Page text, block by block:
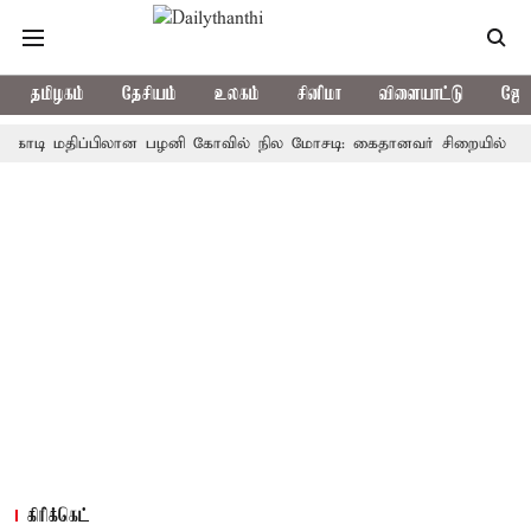
தமிழகம் தேசியம் உலகம் சினிமா விளையாட்டு
மதிப்பிலான பழனி கோவில் நில மோசடி: கைதானவர் சிறையில்
கிரிக்கெட்